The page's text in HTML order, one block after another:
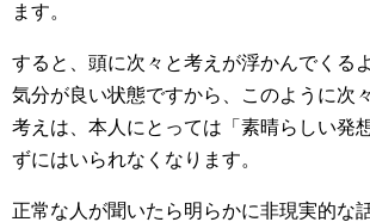
ます。
すると、頭に次々と考えが浮かんでくる
気分が良い状態ですから、このように次
考えは、本人にとっては「素晴らしい発
ずにはいられなくなります。
正常な人が聞いたら明らかに非現実的な